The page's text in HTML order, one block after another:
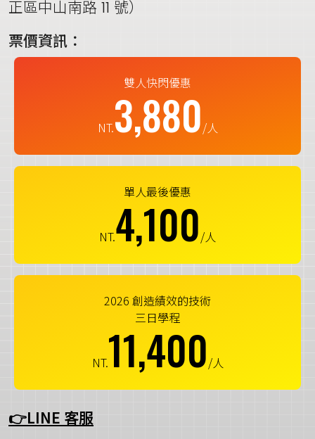
正區中山南路 11 號）
票價資訊：
雙人快閃優惠
NT.3,880/人
單人最後優惠
NT.4,100/人
2026 創造績效的技術
三日學程
NT.11,400/人
👉LINE 客服